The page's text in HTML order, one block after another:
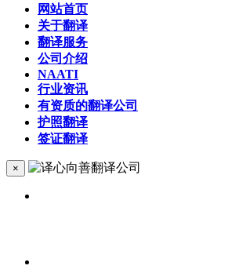
网站首页
关于翻译
翻译服务
公司介绍
NAATI
行业资讯
有资质的翻译公司
护照翻译
签证翻译
×